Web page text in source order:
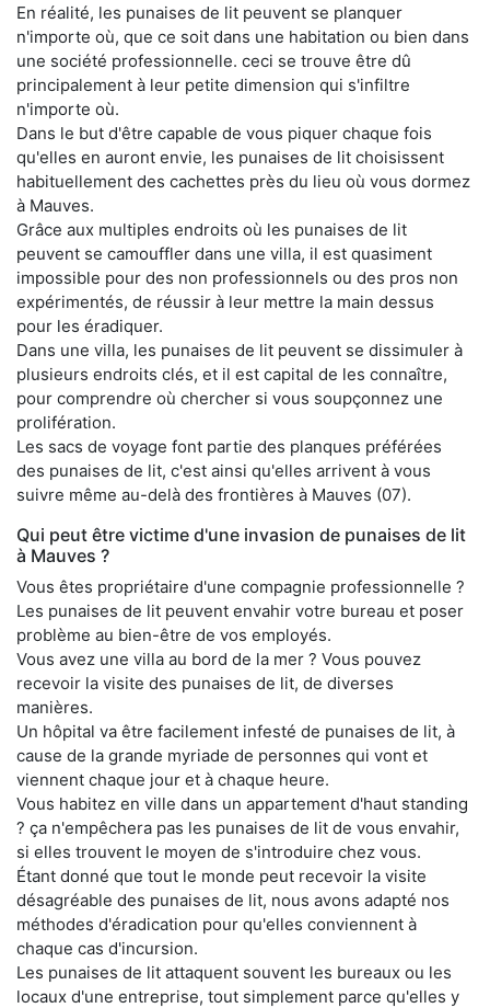
En réalité, les punaises de lit peuvent se planquer
n'importe où, que ce soit dans une habitation ou bien dans
une société professionnelle. ceci se trouve être dû
principalement à leur petite dimension qui s'infiltre
n'importe où.
Dans le but d'être capable de vous piquer chaque fois
qu'elles en auront envie, les punaises de lit choisissent
habituellement des cachettes près du lieu où vous dormez
à Mauves.
Grâce aux multiples endroits où les punaises de lit
peuvent se camouffler dans une villa, il est quasiment
impossible pour des non professionnels ou des pros non
expérimentés, de réussir à leur mettre la main dessus
pour les éradiquer.
Dans une villa, les punaises de lit peuvent se dissimuler à
plusieurs endroits clés, et il est capital de les connaître,
pour comprendre où chercher si vous soupçonnez une
prolifération.
Les sacs de voyage font partie des planques préférées
des punaises de lit, c'est ainsi qu'elles arrivent à vous
suivre même au-delà des frontières à Mauves (07).
Qui peut être victime d'une invasion de punaises de lit
à Mauves ?
Vous êtes propriétaire d'une compagnie professionnelle ?
Les punaises de lit peuvent envahir votre bureau et poser
problème au bien-être de vos employés.
Vous avez une villa au bord de la mer ? Vous pouvez
recevoir la visite des punaises de lit, de diverses
manières.
Un hôpital va être facilement infesté de punaises de lit, à
cause de la grande myriade de personnes qui vont et
viennent chaque jour et à chaque heure.
Vous habitez en ville dans un appartement d'haut standing
? ça n'empêchera pas les punaises de lit de vous envahir,
si elles trouvent le moyen de s'introduire chez vous.
Étant donné que tout le monde peut recevoir la visite
désagréable des punaises de lit, nous avons adapté nos
méthodes d'éradication pour qu'elles conviennent à
chaque cas d'incursion.
Les punaises de lit attaquent souvent les bureaux ou les
locaux d'une entreprise, tout simplement parce qu'elles y